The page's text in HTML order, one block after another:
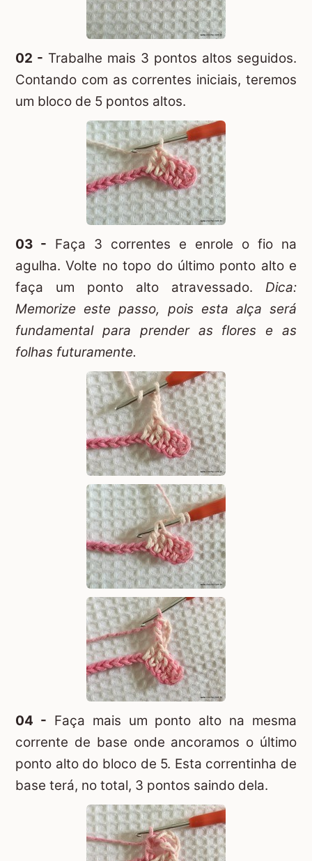
02 - Trabalhe mais 3 pontos altos seguidos.
Contando com as correntes iniciais, teremos
um bloco de 5 pontos altos.
03 - Faça 3 correntes e enrole o fio na
agulha. Volte no topo do último ponto alto e
faça um ponto alto atravessado. Dica:
Memorize este passo, pois esta alça será
fundamental para prender as flores e as
folhas futuramente.
04 - Faça mais um ponto alto na mesma
corrente de base onde ancoramos o último
ponto alto do bloco de 5. Esta correntinha de
base terá, no total, 3 pontos saindo dela.